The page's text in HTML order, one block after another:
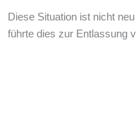
Diese Situation ist nicht
führte dies zur Entlassung